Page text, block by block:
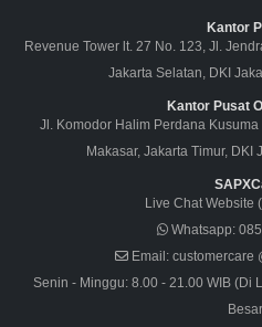
Kantor
Revenue Tower lt. 27 No. 123, Jl.
Jakarta Selatan, DKI
Kantor Pusat
Jl. Komodor Halim Perdana
Makasar, Jakarta Timur, DKI
Live Chat Website
Whatsapp:
Email: customercare
Senin - Minggu: 8.00 - 21.00 WIB (Di